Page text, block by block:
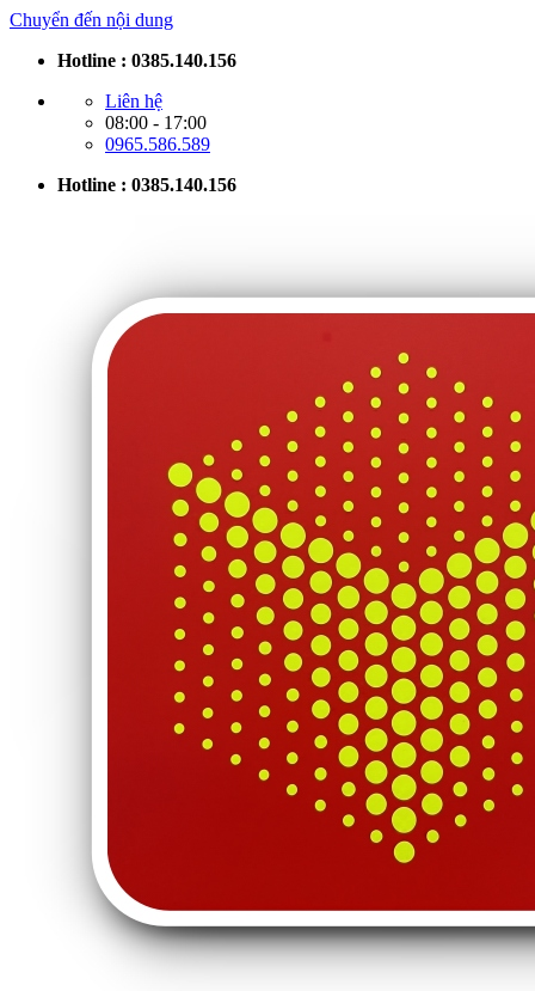
Chuyển đến nội dung
Hotline : 0385.140.156
Liên hệ
08:00 - 17:00
0965.586.589
Hotline : 0385.140.156